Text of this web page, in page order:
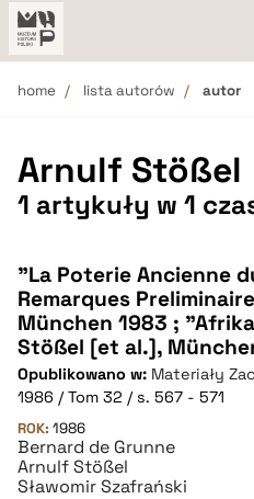
home lista autorów autor
Arnulf Stößel
1 artykuły w 1
"La Poterie Ancienne
Remarques
München 1983 ;
Stößel [et al.],
Opublikowano w: Materiały
1986 / Tom 32 / s. 567 - 571
ROK: 1986
Bernard de Grunne
Arnulf Stößel
Sławomir Szafrański